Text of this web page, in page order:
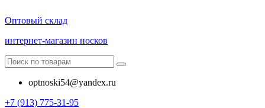
Оптовый склад
интернет-магазин носков
optnoski54@yandex.ru
+7 (913) 775-31-95